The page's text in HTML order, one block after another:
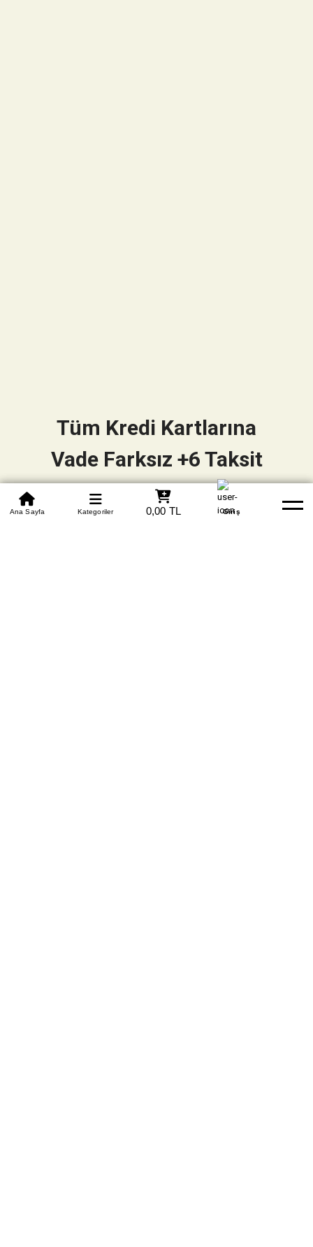
0850 305 09 70
Beden Tablosu Banka Hesapları Whatsapp Yardım
Ana Sayfa Kategoriler 0,00 TL Giriş
Tüm Kredi Kartlarına
Vade Farksız +6 Taksit